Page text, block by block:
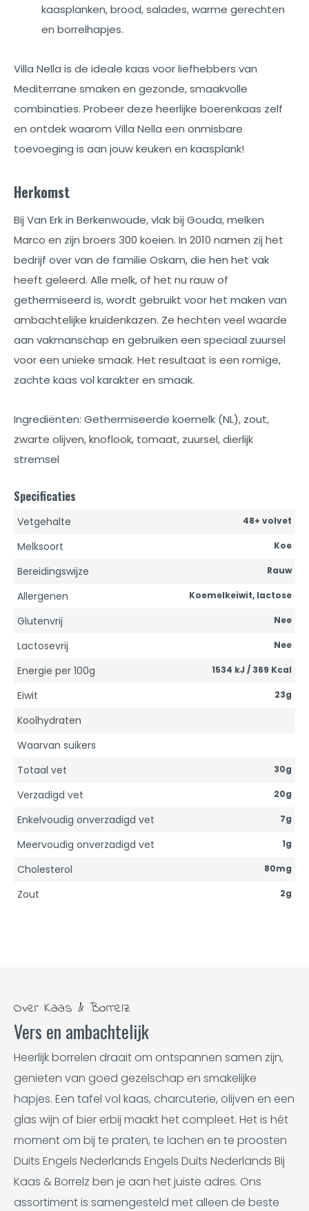
kaasplanken, brood, salades, warme gerechten
en borrelhapjes.
Villa Nella is de ideale kaas voor liefhebbers van
Mediterrane smaken en gezonde, smaakvolle
combinaties. Probeer deze heerlijke boerenkaas zelf
en ontdek waarom Villa Nella een onmisbare
toevoeging is aan jouw keuken en kaasplank!
Herkomst
Bij Van Erk in Berkenwoude, vlak bij Gouda, melken
Marco en zijn broers 300 koeien. In 2010 namen zij het
bedrijf over van de familie Oskam, die hen het vak
heeft geleerd. Alle melk, of het nu rauw of
gethermiseerd is, wordt gebruikt voor het maken van
ambachtelijke kruidenkazen. Ze hechten veel waarde
aan vakmanschap en gebruiken een speciaal zuursel
voor een unieke smaak. Het resultaat is een romige,
zachte kaas vol karakter en smaak.
Ingrediënten: Gethermiseerde koemelk (NL), zout,
zwarte olijven, knoflook, tomaat, zuursel, dierlijk
stremsel
Specificaties
Vetgehalte 48+ volvet
Melksoort Koe
Bereidingswijze Rauw
Allergenen Koemelkeiwit, lactose
Glutenvrij Nee
Lactosevrij Nee
Energie per 100g 1534 kJ / 369 Kcal
Eiwit 23g
Koolhydraten
Waarvan suikers
Totaal vet
30g
Verzadigd vet 20g
Enkelvoudig onverzadigd vet 7g
Meervoudig onverzadigd vet 1g
Cholesterol 80mg
Zout 2g
Over Kaas & Borrelz
Vers en ambachtelijk
Heerlijk borrelen draait om ontspannen samen zijn,
genieten van goed gezelschap en smakelijke
hapjes. Een tafel vol kaas, charcuterie, olijven en een
glas wijn of bier erbij maakt het compleet. Het is hét
moment om bij te praten, te lachen en te proosten
Duits Engels Nederlands Engels Duits Nederlands Bij
Kaas & Borrelz ben je aan het juiste adres. Ons
assortiment is samengesteld met alleen de beste